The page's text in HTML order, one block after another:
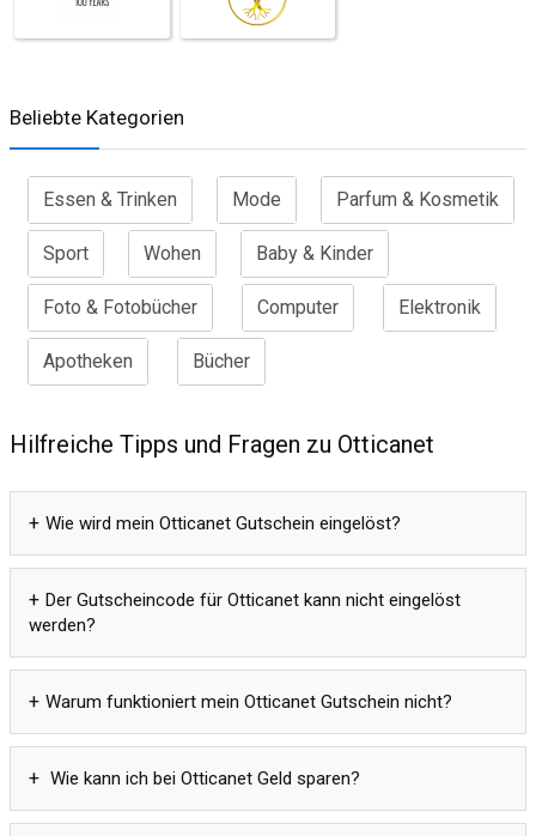
Beliebte Kategorien
Essen & Trinken Mode Parfum & Kosmetik
Sport Wohen Baby & Kinder
Foto & Fotobücher Computer Elektronik
Apotheken Bücher
Hilfreiche Tipps und Fragen zu Otticanet
Wie wird mein Otticanet Gutschein eingelöst?
Der Gutscheincode für Otticanet kann nicht eingelöst
werden?
Warum funktioniert mein Otticanet Gutschein nicht?
Wie kann ich bei Otticanet Geld sparen?